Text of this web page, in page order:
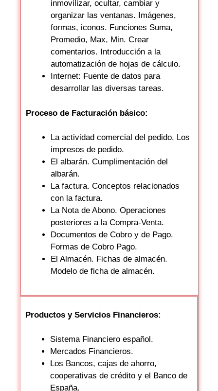
inmovilizar, ocultar, cambiar y
organizar las ventanas. Imágenes,
formas, iconos. Funciones Suma,
Promedio, Max, Min. Crear
comentarios. Introducción a la
automatización de hojas de cálculo.
Internet: Fuente de datos para
desarrollar las diversas tareas.
Proceso de Facturación básico:
La actividad comercial del pedido. Los
impresos de pedido.
El albarán. Cumplimentación del
albarán.
La factura. Conceptos relacionados
con la factura.
La Nota de Abono. Operaciones
posteriores a la Compra-Venta.
Documentos de Cobro y de Pago.
Formas de Cobro Pago.
El Almacén. Fichas de almacén.
Modelo de ficha de almacén.
Productos y Servicios Financieros:
Sistema Financiero español.
Mercados Financieros.
Los Bancos, cajas de ahorro,
cooperativas de crédito y el Banco de
España.